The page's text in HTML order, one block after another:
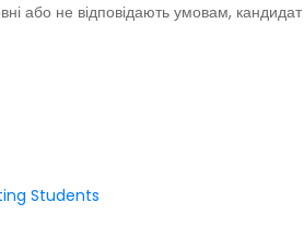
або не відповідають умовам, кандидат
Students